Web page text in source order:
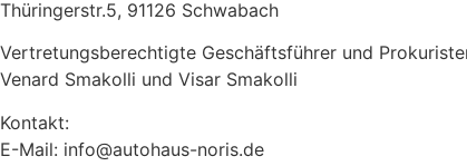
Thüringerstr.5, 91126 Schwabach
Vertretungsberechtigte Geschäftsführer und
Venard Smakolli und Visar Smakolli
Kontakt:
E-Mail: info@autohaus-noris.de